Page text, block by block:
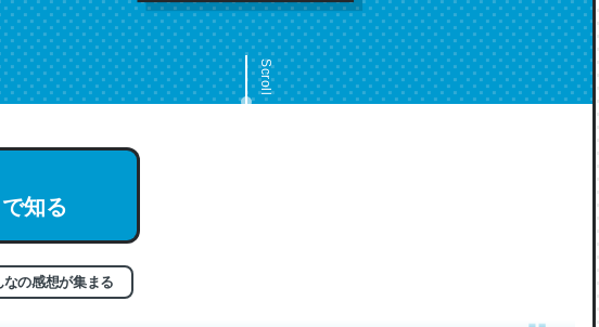
Scroll
知る
の感想が集まる
。彼はとてもクレバーなんだろうなと凄く思う。英語少しでも読める人は原文
。自分はこの流れ好き。Let’s Fucking Go. Then Covid hit. Shit.
況が信じられるかい？ by ラーズ・ヌートバー